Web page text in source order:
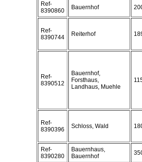
Ref-
8390860
Bauernhof
Ref-
8390744
Reiterhof
Ref-
8390512
Bauernhof,
Forsthaus,
Landhaus, Muehle
Ref-
8390396
Schloss, Wald
Ref-
8390280
Bauernhaus,
Bauernhof